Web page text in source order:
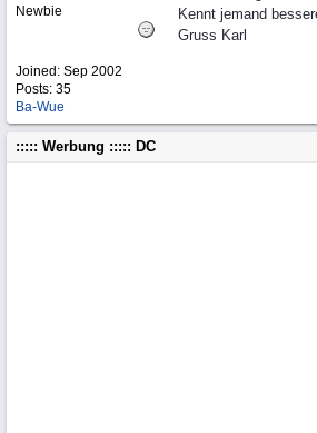
Newbie
Joined: Sep 2002
Posts: 35
Ba-Wue
Kennt jemand
Gruss Karl
::::: Werbung ::::: DC